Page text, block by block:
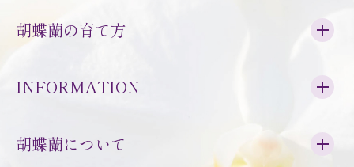
胡蝶蘭の育て方
INFORMATION
胡蝶蘭について